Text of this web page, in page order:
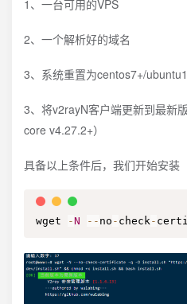
1、一台可用的VPS
2、一个解析好的域名
3、系统重置为centos7+/
3、将v2rayN客户端更新到最新
core v4.27.2+）
具备以上条件后，我们开始安装
wget -N -- no - check -